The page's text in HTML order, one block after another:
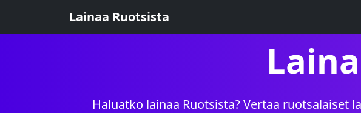
Lainaa Ruotsista
Haluatko lainaa Ruotsista? Vertaa ruotsalaiset